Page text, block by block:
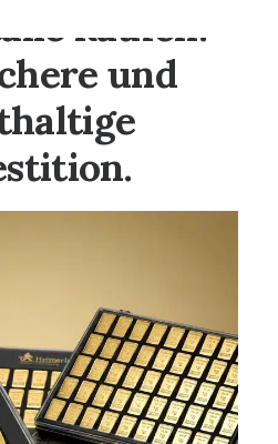
kaufen:
und